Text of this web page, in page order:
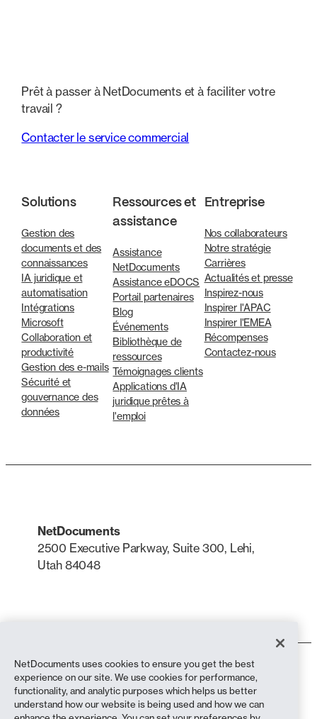
Prêt à passer à NetDocuments et à faciliter votre
travail ?
Contacter le service commercial
Solutions
Gestion des
documents et des
connaissances
IA juridique et
automatisation
Intégrations
Microsoft
Collaboration et
productivité
Gestion des e-mails
Sécurité et
gouvernance des
données
Ressources et
assistance
Assistance
NetDocuments
Assistance eDOCS
Portail partenaires
Blog
Événements
Bibliothèque de
ressources
Témoignages clients
Applications d'IA
juridique prêtes à
l'emploi
Entreprise
Nos collaborateurs
Notre stratégie
Carrières
Actualités et presse
Inspirez-nous
Inspirer l'APAC
Inspirer l'EMEA
Récompenses
Contactez-nous
NetDocuments
2500 Executive Parkway, Suite 300, Lehi,
Utah 84048
Conditions d'utilisation
Politique de confidentialité
Politique de confidentialité (résidents de Californie)
Déclaration contre l'esclavage
NetDocuments uses cookies to ensure you get the best
experience on our site. We use cookies for performance,
functionality, and analytic purposes which helps us better
understand how our website is being used and how we can